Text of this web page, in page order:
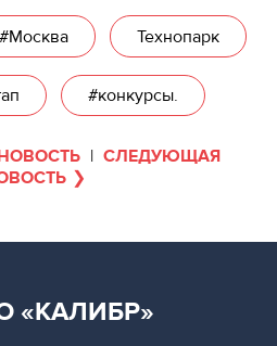
#Москва Технопарк
#конкурсы.
| СЛЕДУЮЩАЯ
«КАЛИБР»